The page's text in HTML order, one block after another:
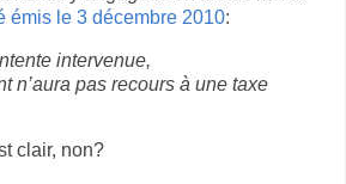
émis le 3 décembre 2010:
intervenue,
n’aura pas recours à une taxe
clair, non?